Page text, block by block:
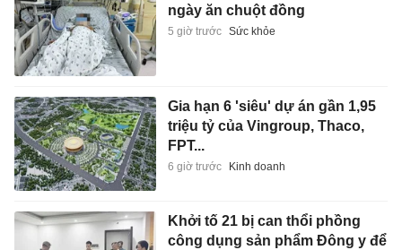
ngày ăn chuột đồng
5 giờ trước Sức khỏe
Gia hạn 6 'siêu' dự án gần 1,95
triệu tỷ của Vingroup, Thaco,
FPT...
6 giờ trước Kinh doanh
Khởi tố 21 bị can thổi phồng
công dụng sản phẩm Đông y để